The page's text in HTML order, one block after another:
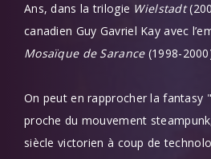
Ans, dans la trilogie Wielstadt
canadien Guy Gavriel Kay avec
Mosaïque de Sarance(1998-
On peut en rapprocher la fantasy
proche du mouvement
siècle victorien à coup de